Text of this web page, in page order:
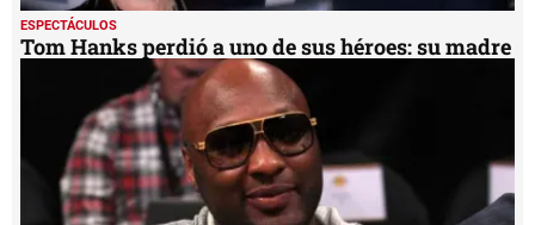
ESPECTÁCULOS
Tom Hanks perdió a uno de sus héroes: su madre